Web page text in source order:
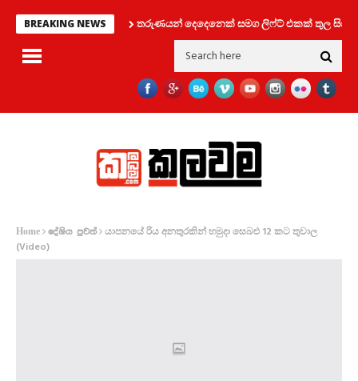
BREAKING NEWS තරුණයන් දෙදෙනෙක් සමග ලිෆ්ට් එකක් තුල සිර වූ කත
Home දේශිය පුවත්
යාපනයේ රිය අනතුරකින් හමුදා සෙබළු 12 කට තුවාල
(Video)